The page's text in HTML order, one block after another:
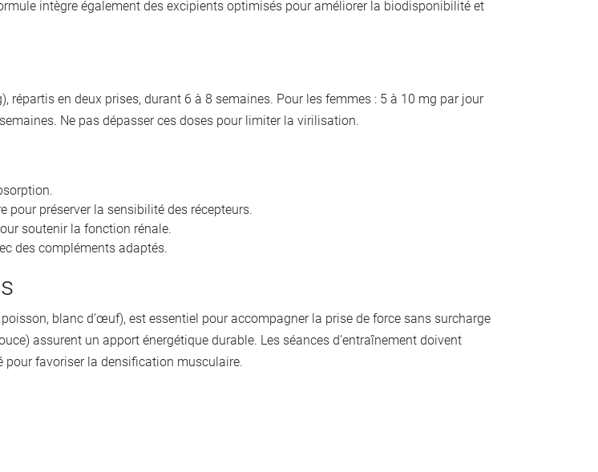
intègre également des excipients optimisés pour améliorer la biodisponibilité et
en deux prises, durant 6 à 8 semaines. Pour les femmes : 5 à 10 mg par jour
Ne pas dépasser ces doses pour limiter la virilisation.
pour préserver la sensibilité des récepteurs.
soutenir la fonction rénale.
des compléments adaptés.
blanc d’œuf), est essentiel pour accompagner la prise de force sans surcharge
assurent un apport énergétique durable. Les séances d’entraînement doivent
pour favoriser la densification musculaire.